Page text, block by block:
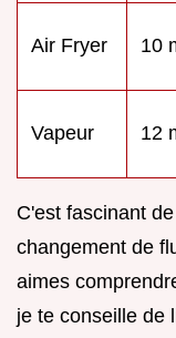
Air Fryer 10
Vapeur 12
C'est fascinant
changement de
aimes
je te conseille de